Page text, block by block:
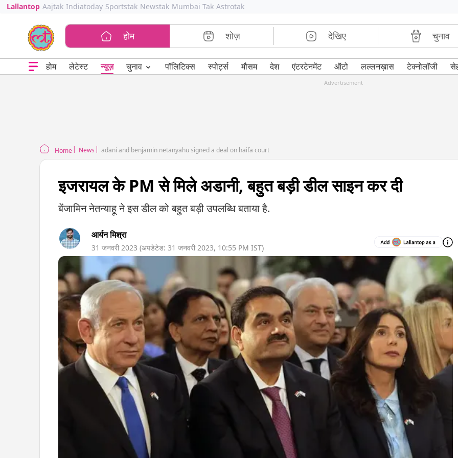
Lallantop Aajtak Indiatoday Sportstak Newstak Mumbai Tak Astrotak
होम शोज़ देखिए चुनाव
होम लेटेस्ट न्यूज़ चुनाव ⌄ पॉलिटिक्स स्पोर्ट्स मौसम देश एंटरटेनमेंट ऑटो लल्लनख़ास टेक्नोलॉजी
Advertisement
Home News adani and benjamin netanyahu signed a deal on haifa court
इजरायल के PM से मिले अडानी, बहुत बड़ी डील साइन कर दी
बेंजामिन नेतन्याहू ने इस डील को बहुत बड़ी उपलब्धि बताया है.
आर्यन मिश्रा
31 जनवरी 2023 (अपडेटेड: 31 जनवरी 2023, 10:55 PM IST)